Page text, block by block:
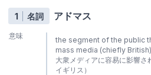
1 名詞 アドマス
意味
the segment of the public
mass media (chiefly British)
大衆メディアに容易に影響さ
イギリス）